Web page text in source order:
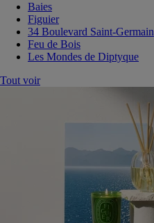
Baies
Figuier
34 Boulevard Saint-Germain
Feu de Bois
Les Mondes de Diptyque
Tout voir